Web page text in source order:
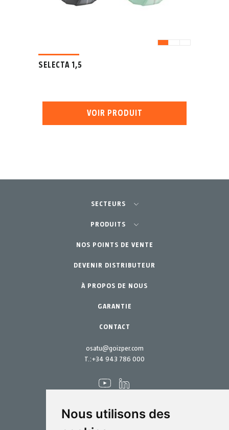
Nous utilisons des
SELECTA 1,5
VOIR PRODUIT
osatu@goizper.com
T.:+34 943 786 000
SECTEURS
Agriculture-Horticulture
Jardinage Professionnel
Jardin Particulier
PRODUITS
Équipements
Accessoires
Pièces de rechange
Kits d´entretien
NOS POINTS DE VENTE
DEVENIR DISTRIBUTEUR
À PROPOS DE NOUS
GARANTIE
CONTACT